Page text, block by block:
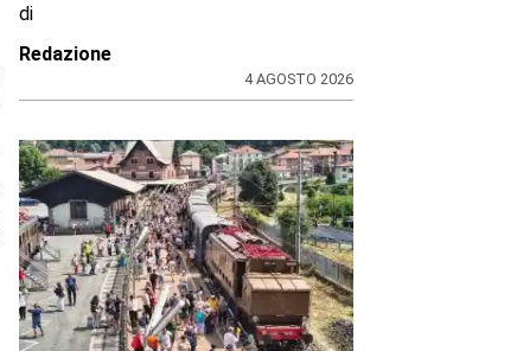
di
Redazione
4 AGOSTO 2026